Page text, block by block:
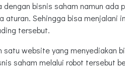
bisnis saham namun ada
aturan. Sehingga bisa menjalani
tersebut.
satu website yang menyediakan
saham melalui robot tersebut